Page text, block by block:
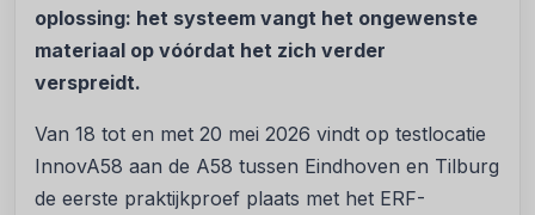
oplossing: het systeem vangt het ongewenste
materiaal op vóórdat het zich verder
verspreidt.
Van 18 tot en met 20 mei 2026 vindt op testlocatie
InnovA58 aan de A58 tussen Eindhoven en Tilburg
de eerste praktijkproef plaats met het ERF-